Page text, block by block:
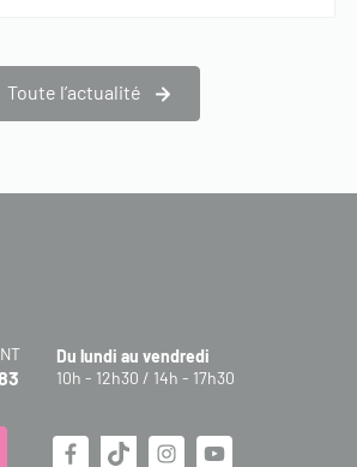
Toute l’actualité
Du lundi au vendredi
10h - 12h30 / 14h - 17h30